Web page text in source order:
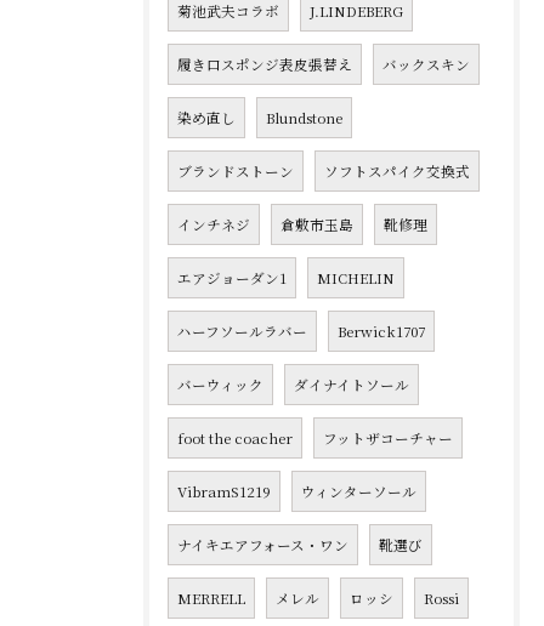
菊池武夫コラボ J.LINDEBERG
履き口スポンジ表皮張替え バックスキン
染め直し Blundstone
ブランドストーン ソフトスパイク交換式
インチネジ 倉敷市玉島 靴修理
エアジョーダン1 MICHELIN
ハーフソールラバー Berwick1707
バーウィック ダイナイトソール
foot the coacher フットザコーチャー
VibramS1219 ウィンターソール
ナイキエアフォース・ワン 靴選び
MERRELL メレル ロッシ Rossi